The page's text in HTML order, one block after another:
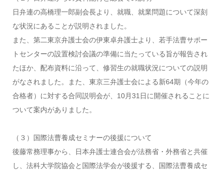
日弁連の高橋理一郎副会長より、就職、就業問題について深刻
な状況にあることが説明されました。
また、第二東京弁護士会の伊東卓弁護士より、若手法曹サポー
トセンターの設置検討会議の準備に当たっている旨が報告され
たほか、配布資料に沿って、修習生の就職状況についての説明
がなされました。また、東京三弁護士会による新64期（今年の
合格者）に対する合同説明会が、10月31日に開催されることに
ついて案内がありました。
（３）国際法曹養成セミナーの後援について
後藤常務理事から、日本弁護士連合会が法務省・外務省と共催
し、法科大学院協会と国際法学会が後援する、国際法曹養成セ